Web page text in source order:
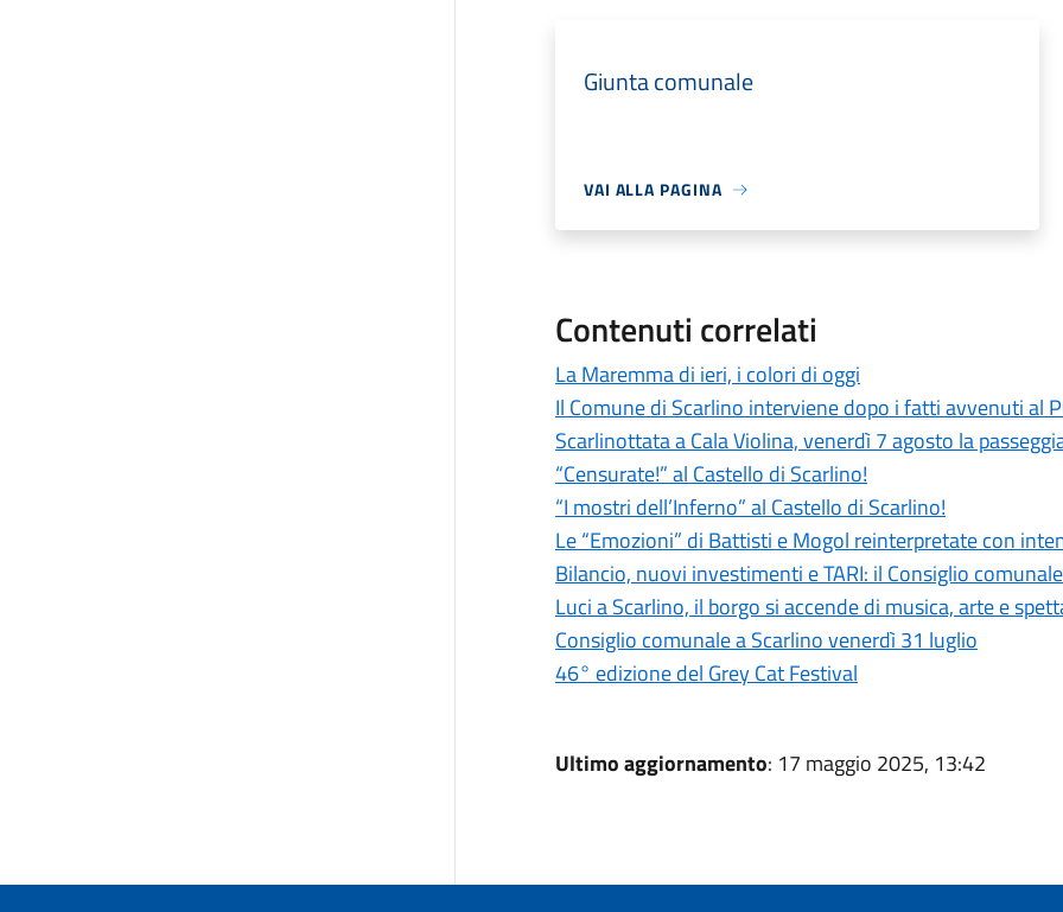
Giunta comunale
VAI ALLA PAGINA
Contenuti correlati
La Maremma di ieri, i colori di oggi
Il Comune di Scarlino interviene dopo i fatti avvenuti al
Scarlinottata a Cala Violina, venerdì 7 agosto la
“Censurate!” al Castello di Scarlino!
“I mostri dell’Inferno” al Castello di Scarlino!
Le “Emozioni” di Battisti e Mogol reinterpretate con
Bilancio, nuovi investimenti e TARI: il Consiglio
Luci a Scarlino, il borgo si accende di musica, arte e
Consiglio comunale a Scarlino venerdì 31 luglio
46° edizione del Grey Cat Festival
Ultimo aggiornamento: 17 maggio 2025, 13:42